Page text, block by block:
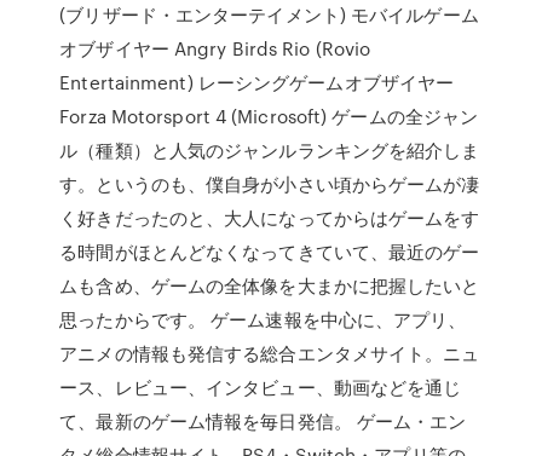
(ブリザード・エンターテイメント) モバイルゲーム
オブザイヤー Angry Birds Rio (Rovio
Entertainment) レーシングゲームオブザイヤー
Forza Motorsport 4 (Microsoft) ゲームの全ジャン
ル（種類）と人気のジャンルランキングを紹介しま
す。というのも、僕自身が小さい頃からゲームが凄
く好きだったのと、大人になってからはゲームをす
る時間がほとんどなくなってきていて、最近のゲー
ムも含め、ゲームの全体像を大まかに把握したいと
思ったからです。 ゲーム速報を中心に、アプリ、
アニメの情報も発信する総合エンタメサイト。ニュ
ース、レビュー、インタビュー、動画などを通じ
て、最新のゲーム情報を毎日発信。 ゲーム・エン